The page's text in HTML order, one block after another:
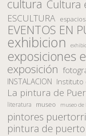
cultura Cultura
ESCULTURA
EVENTOS EN
exhibicion
exposiciones
exposición
INSTALACION Instituto
La pintura de
literatura museo museo de
pintores
pintura de